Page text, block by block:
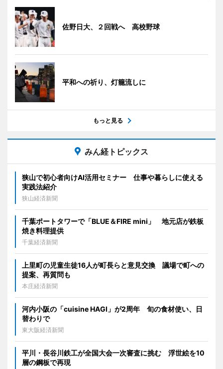
佐野日大、２回戦へ 高校野球
平和への祈り、灯籠流しに
もっと見る
みん経トピックス
狭山で初心者向けAI活用セミナー 仕事や暮らしに使える
実践法紹介
狭山経済新聞
千葉ポートタワーで「BLUE＆FIRE mini」 地元店が鉄板
焼き料理提供
千葉経済新聞
上里町の児童生徒16人が町長らと意見交換 議場で町への
提案、再質問も
本庄経済新聞
河内小阪の「cuisine HAGI」が2周年 旬の食材使い、日
替わりで
東大阪経済新聞
平川・長谷川鉄工が全国大会一次審査に挑む 浮世絵を10
層の鋼板で再現